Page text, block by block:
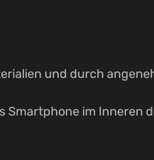
und durch
im Inneren